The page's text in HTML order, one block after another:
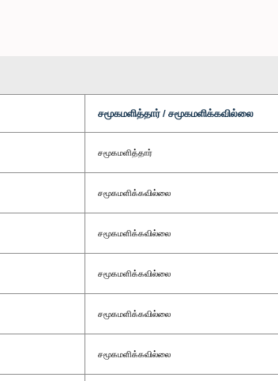
சமூகமளித்தார் / சமூகமளிக்கவில்லை
சமூகமளித்தார்
சமூகமளிக்கவில்லை
சமூகமளிக்கவில்லை
சமூகமளிக்கவில்லை
சமூகமளிக்கவில்லை
சமூகமளிக்கவில்லை